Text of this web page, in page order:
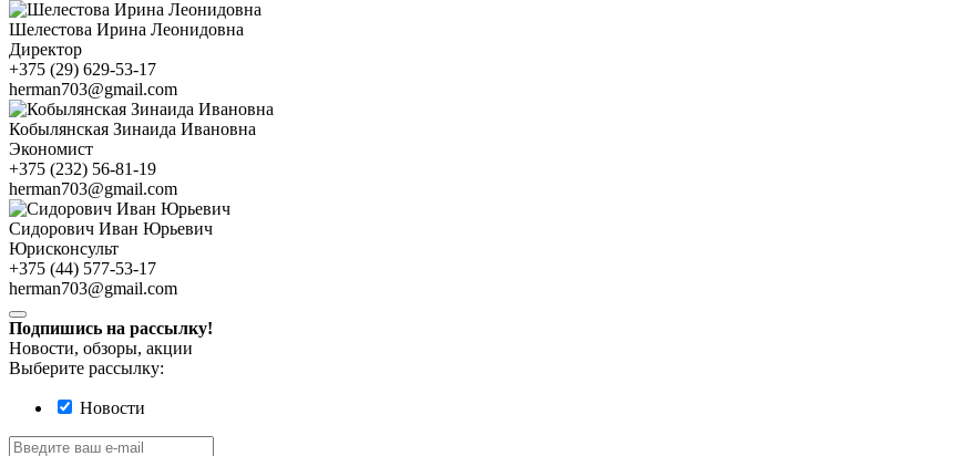
Шелестова Ирина Леонидовна
Директор
+375 (29) 629-53-17
herman703@gmail.com
Кобылянская Зинаида Ивановна
Экономист
+375 (232) 56-81-19
herman703@gmail.com
Сидорович Иван Юрьевич
Юрисконсульт
+375 (44) 577-53-17
herman703@gmail.com
Подпишись на рассылку!
Новости, обзоры, акции
Выберите рассылку:
Новости